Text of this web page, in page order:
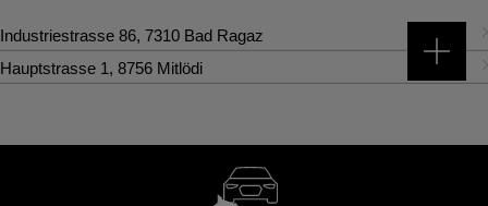
Industriestrasse 86, 7310 Bad Ragaz
Kontakt
badragaz@tondoag.ch
Hauptstrasse 1, 8756 Mitlödi